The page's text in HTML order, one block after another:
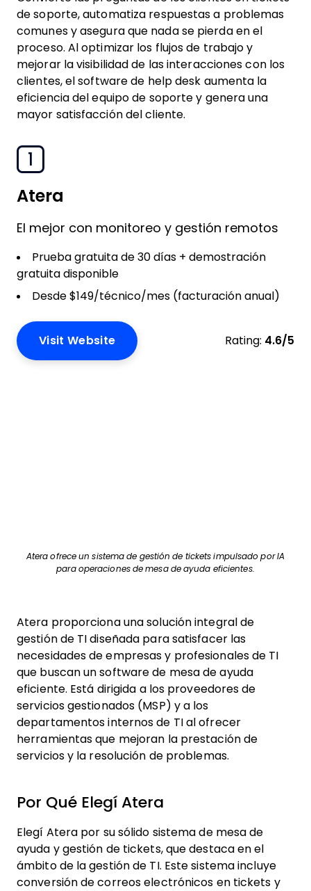
de soporte, automatiza respuestas a problemas
comunes y asegura que nada se pierda en el
proceso. Al optimizar los flujos de trabajo y
mejorar la visibilidad de las interacciones con los
clientes, el software de help desk aumenta la
eficiencia del equipo de soporte y genera una
mayor satisfacción del cliente.
1
Atera
El mejor con monitoreo y gestión remotos
Prueba gratuita de 30 días + demostración
gratuita disponible
Desde $149/técnico/mes (facturación anual)
Visit Website Rating: 4.6/5
Atera ofrece un sistema de gestión de tickets impulsado por IA
para operaciones de mesa de ayuda eficientes.
Atera proporciona una solución integral de
gestión de TI diseñada para satisfacer las
necesidades de empresas y profesionales de TI
que buscan un software de mesa de ayuda
eficiente. Está dirigida a los proveedores de
servicios gestionados (MSP) y a los
departamentos internos de TI al ofrecer
herramientas que mejoran la prestación de
servicios y la resolución de problemas.
Por Qué Elegí Atera
Elegí Atera por su sólido sistema de mesa de
ayuda y gestión de tickets, que destaca en el
ámbito de la gestión de TI. Este sistema incluye
conversión de correos electrónicos en tickets y